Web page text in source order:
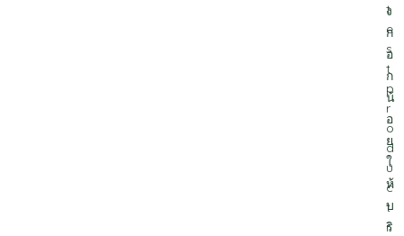
ง
ก
อ
ก
น้
อ
ย
ใ
ห้
บ
ริ
t
e
s
t
p
r
o
d
u
c
t
r